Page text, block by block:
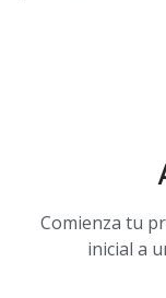
Comienza tu
inicial a